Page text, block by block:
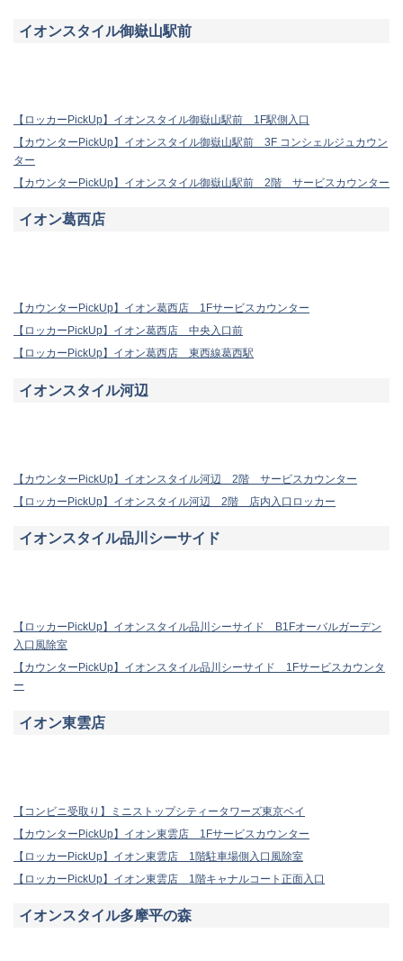
【ロッカーPickUp】イオンスタイル御嶽山駅前 1F駅側入口
【カウンターPickUp】イオンスタイル御嶽山駅前 3F コンシェルジュカウン
ター
【カウンターPickUp】イオンスタイル御嶽山駅前 2階 サービスカウンター
イオンスタイル御嶽山駅前
【カウンターPickUp】イオン葛西店 1Fサービスカウンター
【ロッカーPickUp】イオン葛西店 中央入口前
【ロッカーPickUp】イオン葛西店 東西線葛西駅
イオン葛西店
【カウンターPickUp】イオンスタイル河辺 2階 サービスカウンター
【ロッカーPickUp】イオンスタイル河辺 2階 店内入口ロッカー
イオンスタイル河辺
【ロッカーPickUp】イオンスタイル品川シーサイド B1Fオーバルガーデン
入口風除室
【カウンターPickUp】イオンスタイル品川シーサイド 1Fサービスカウンタ
ー
イオンスタイル品川シーサイド
【コンビニ受取り】ミニストップシティータワーズ東京ベイ
【カウンターPickUp】イオン東雲店 1Fサービスカウンター
【ロッカーPickUp】イオン東雲店 1階駐車場側入口風除室
【ロッカーPickUp】イオン東雲店 1階キャナルコート正面入口
イオン東雲店
イオンスタイル多摩平の森